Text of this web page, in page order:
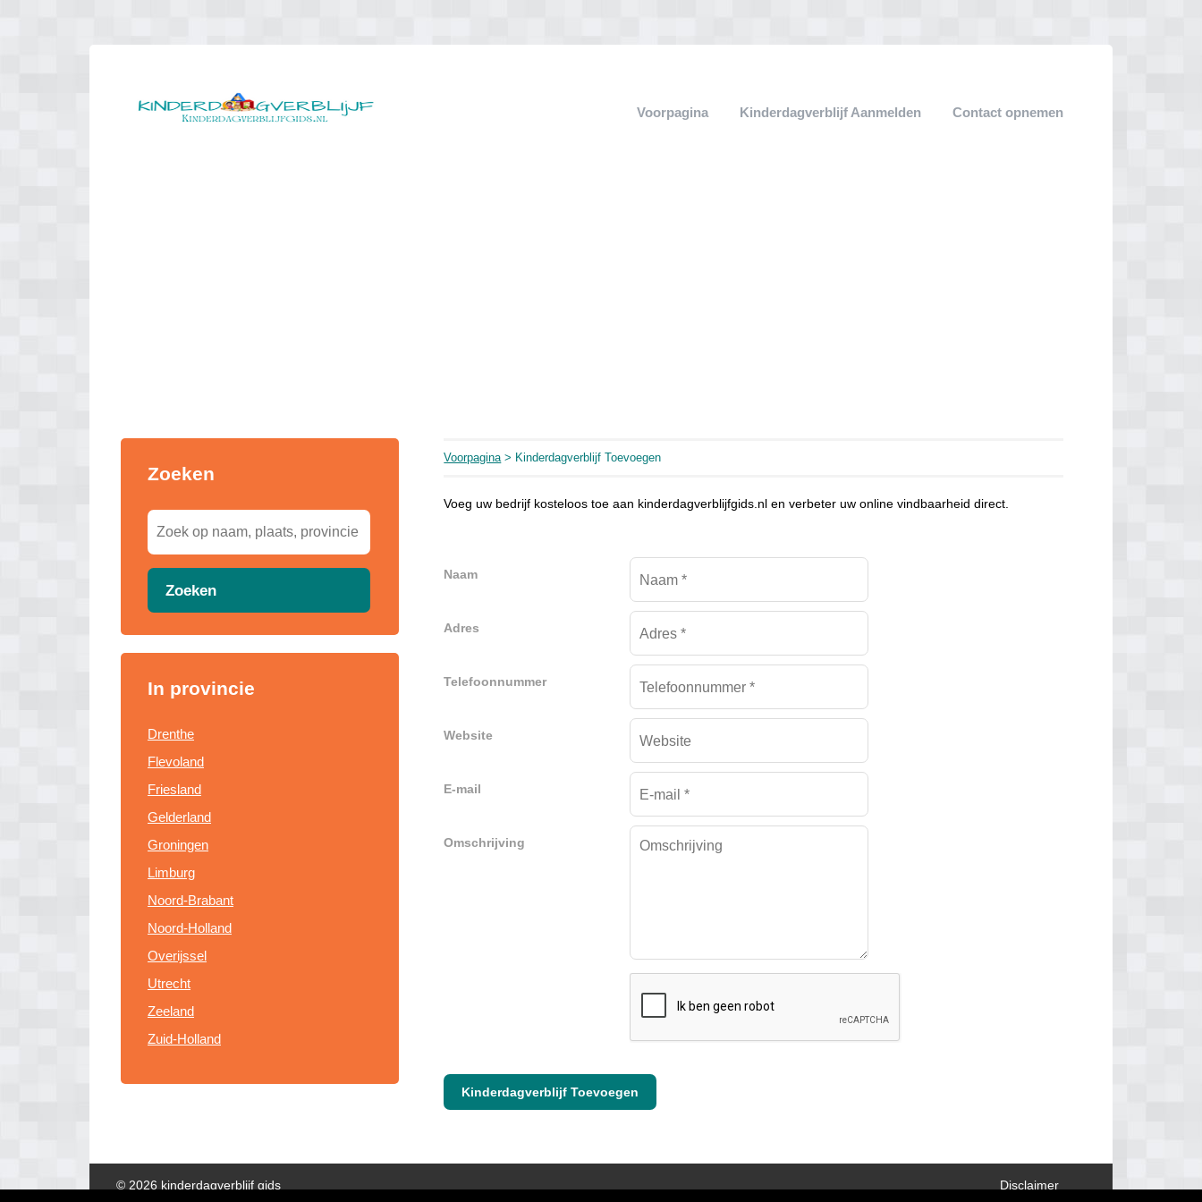
Voorpagina Kinderdagverblijf Aanmelden Contact opnemen
Zoeken
Zoeken
In provincie
Drenthe
Flevoland
Friesland
Gelderland
Groningen
Limburg
Noord-Brabant
Noord-Holland
Overijssel
Utrecht
Zeeland
Zuid-Holland
Voorpagina> Kinderdagverblijf Toevoegen
Voeg uw bedrijf kosteloos toe aan kinderdagverblijfgids.nl en verbeter uw online vindbaarheid direct.
Naam
Adres
Telefoonnummer
Website
E-mail
Omschrijving
Kinderdagverblijf Toevoegen
Disclaimer
© 2026 kinderdagverblijf gids